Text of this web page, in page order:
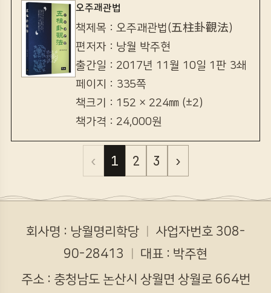
오주괘관법
책제목 : 오주괘관법(五柱卦觀法)
편저자 : 낭월 박주현
출간일 : 2017년 11월 10일 1판 3쇄
페이지 : 335쪽
책크기 : 152 × 224㎜ (±2)
책가격 : 24,000원
‹ 1 2 3 ›
회사명 : 낭월명리학당
사업자번호 308-
90-28413
대표 : 박주현
주소 : 충청남도 논산시 상월면 상월로 664번